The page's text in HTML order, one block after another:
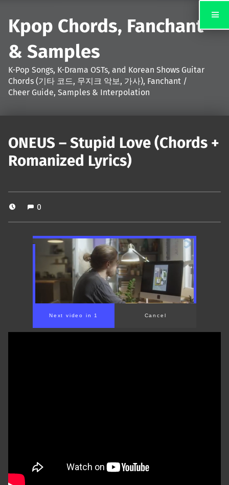
Kpop Chords, Fanchant
& Samples
K-Pop Songs, K-Drama OSTs, and Korean Shows Guitar
Chords (기타 코드, 무지크 악보, 가사), Fanchant /
Cheer Guide, Samples & Interpolation
ONEUS – Stupid Love (Chords +
Romanized Lyrics)
0
00:00/ 01:31